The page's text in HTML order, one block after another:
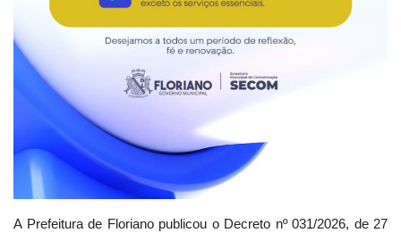
A Prefeitura de Floriano publicou o Decreto nº 031/2026, de 27